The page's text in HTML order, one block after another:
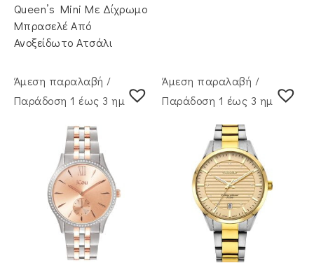
Queen’s Mini Με Δίχρωμο
Μπρασελέ Από
Ανοξείδωτο Ατσάλι
Άμεση παραλαβή /
Παράδoση 1 έως 3 ημέρες
Άμεση παραλαβή /
Παράδoση 1 έως 3 ημέρες